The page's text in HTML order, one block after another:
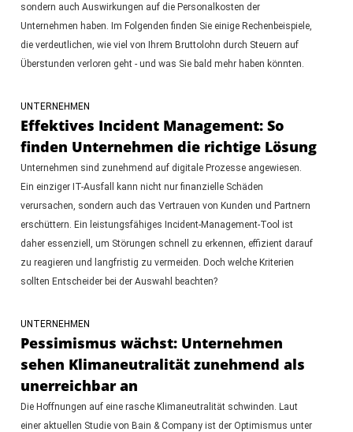
sondern auch Auswirkungen auf die Personalkosten der
Unternehmen haben. Im Folgenden finden Sie einige Rechenbeispiele,
die verdeutlichen, wie viel von Ihrem Bruttolohn durch Steuern auf
Überstunden verloren geht - und was Sie bald mehr haben könnten.
UNTERNEHMEN
Effektives Incident Management: So
finden Unternehmen die richtige Lösung
Unternehmen sind zunehmend auf digitale Prozesse angewiesen.
Ein einziger IT-Ausfall kann nicht nur finanzielle Schäden
verursachen, sondern auch das Vertrauen von Kunden und Partnern
erschüttern. Ein leistungsfähiges Incident-Management-Tool ist
daher essenziell, um Störungen schnell zu erkennen, effizient darauf
zu reagieren und langfristig zu vermeiden. Doch welche Kriterien
sollten Entscheider bei der Auswahl beachten?
UNTERNEHMEN
Pessimismus wächst: Unternehmen
sehen Klimaneutralität zunehmend als
unerreichbar an
Die Hoffnungen auf eine rasche Klimaneutralität schwinden. Laut
einer aktuellen Studie von Bain & Company ist der Optimismus unter